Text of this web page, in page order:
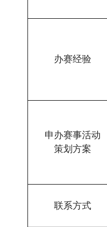
办赛经验
申办赛事活动
策划方案
联系方式